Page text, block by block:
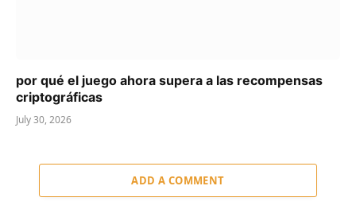
por qué el juego ahora supera a las recompensas
criptográficas
July 30, 2026
ADD A COMMENT